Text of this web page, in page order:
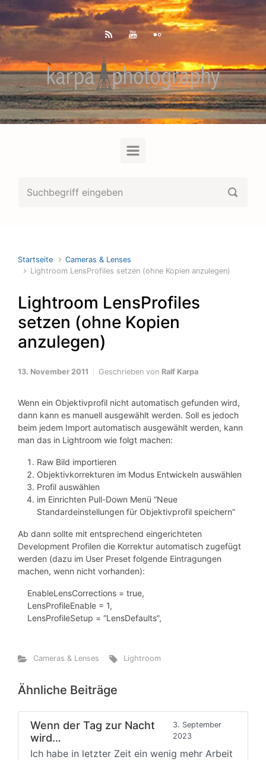
Zum Hauptinhalt springen
Startseite
Cameras & Lenses
Lightroom LensProfiles setzen (ohne Kopien anzulegen)
Lightroom LensProfiles
setzen (ohne Kopien
anzulegen)
13. November 2011 Geschrieben von Ralf Karpa
Wenn ein Objektivprofil nicht automatisch gefunden wird,
dann kann es manuell ausgewählt werden. Soll es jedoch
beim jedem Import automatisch ausgewählt werden, kann
man das in Lightroom wie folgt machen:
Raw Bild importieren
Objektivkorrekturen im Modus Entwickeln auswählen
Profil auswählen
im Einrichten Pull-Down Menü “Neue
Standardeinstellungen für Objektivprofil speichern”
Ab dann sollte mit entsprechend eingerichteten
Development Profilen die Korrektur automatisch zugefügt
werden (dazu im User Preset folgende Eintragungen
machen, wenn nicht vorhanden):
EnableLensCorrections = true,
LensProfileEnable = 1,
LensProfileSetup = “LensDefaults”,
Cameras & Lenses Lightroom
Ähnliche Beiträge
Wenn der Tag zur Nacht
wird…
3. September
2023
Ich habe in letzter Zeit ein wenig mehr Arbeit